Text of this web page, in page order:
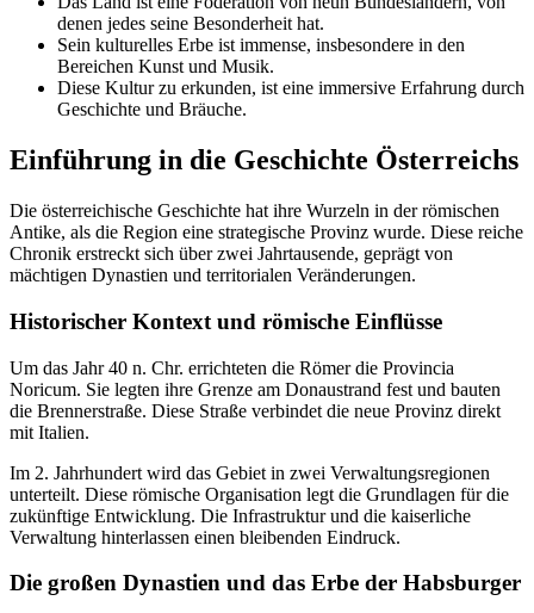
denen jedes seine Besonderheit hat.
Sein kulturelles Erbe ist immense, insbesondere in den
Bereichen Kunst und Musik.
Diese Kultur zu erkunden, ist eine immersive Erfahrung durch
Geschichte und Bräuche.
Einführung in die Geschichte Österreichs
Die österreichische Geschichte hat ihre Wurzeln in der römischen
Antike, als die Region eine strategische Provinz wurde. Diese reiche
Chronik erstreckt sich über zwei Jahrtausende, geprägt von
mächtigen Dynastien und territorialen Veränderungen.
Historischer Kontext und römische Einflüsse
Um das Jahr 40 n. Chr. errichteten die Römer die Provincia
Noricum. Sie legten ihre Grenze am Donaustrand fest und bauten
die Brennerstraße. Diese Straße verbindet die neue Provinz direkt
mit Italien.
Im 2. Jahrhundert wird das Gebiet in zwei Verwaltungsregionen
unterteilt. Diese römische Organisation legt die Grundlagen für die
zukünftige Entwicklung. Die Infrastruktur und die kaiserliche
Verwaltung hinterlassen einen bleibenden Eindruck.
Die großen Dynastien und das Erbe der Habsburger